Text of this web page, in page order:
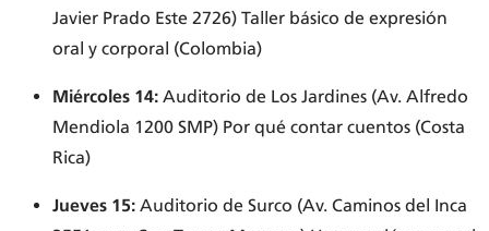
Javier Prado Este 2726) Taller básico de expresión
oral y corporal (Colombia)
Miércoles 14: Auditorio de Los Jardines (Av. Alfredo
Mendiola 1200 SMP) Por qué contar cuentos (Costa
Rica)
Jueves 15: Auditorio de Surco (Av. Caminos del Inca